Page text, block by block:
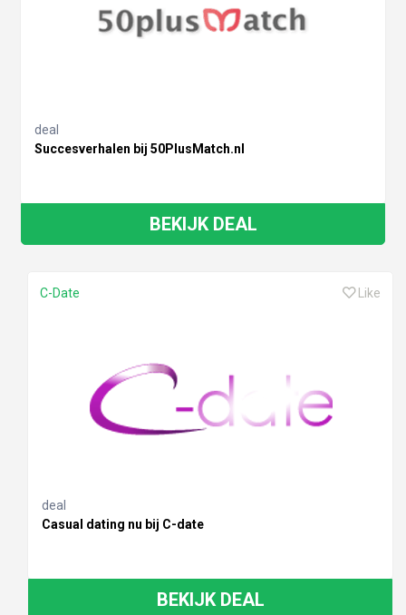
deal
Succesverhalen bij 50PlusMatch.nl
BEKIJK DEAL
C-Date Like
deal
Casual dating nu bij C-date
BEKIJK DEAL